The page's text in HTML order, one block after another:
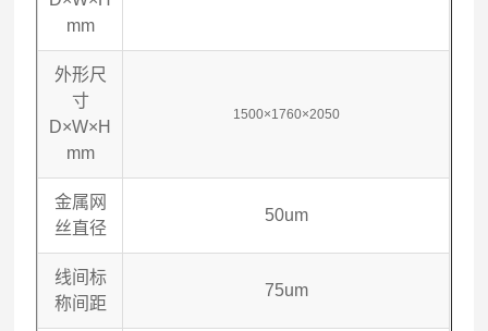
mm
外形尺
寸
D×W×H
mm
1500×1760×2050
金属网
丝直径
50um
线间标
称间距
75um